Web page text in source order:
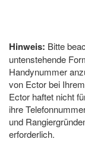
Hinweis: Bitte
untenstehende
Handynummer
von Ector bei
Ector haftet nicht
ihre
und
erforderlich.